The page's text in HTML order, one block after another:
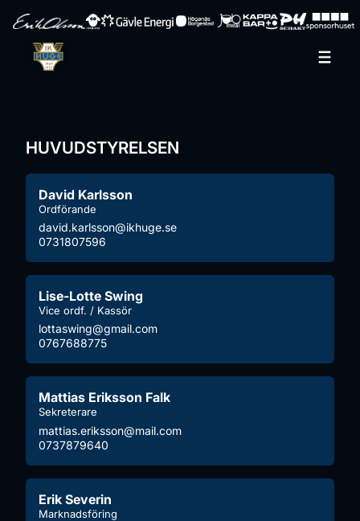
Hoppa till innehåll
Hoppa
till
innehåll
HUVUDSTYRELSEN
David Karlsson
Ordförande
david.karlsson@ikhuge.se
0731807596
Lise-Lotte Swing
Vice ordf. / Kassör
lottaswing@gmail.com
0767688775
Mattias Eriksson Falk
Sekreterare
mattias.eriksson@mail.com
0737879640
Erik Severin
Marknadsföring